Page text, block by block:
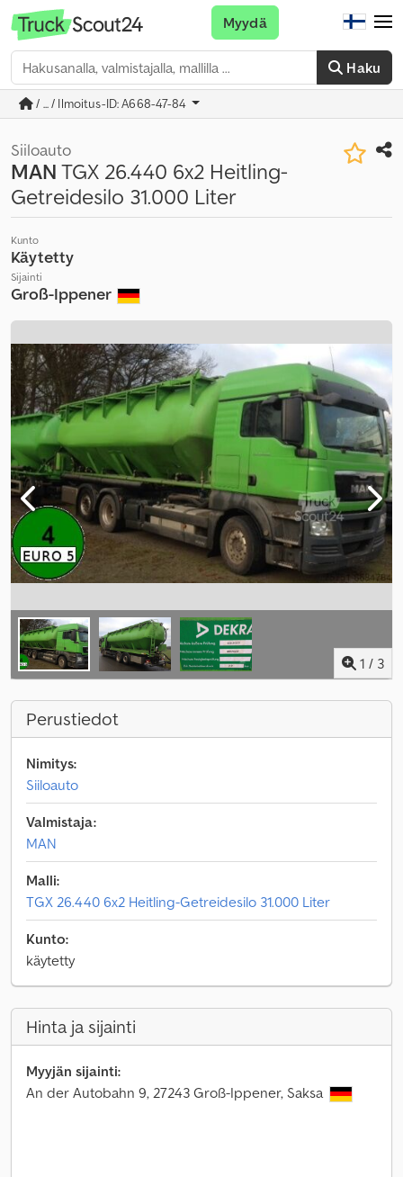
Haku
Myydä
/ ... / Ilmoitus-ID: A668-47-84
Siiloauto
MANTGX 26.440 6x2 Heitling-
Getreidesilo 31.000 Liter
Kunto
Käytetty
Sijainti
Groß-Ippener
1 / 3
Perustiedot
Nimitys:
Siiloauto
Valmistaja:
MAN
Malli:
TGX 26.440 6x2 Heitling-Getreidesilo 31.000 Liter
Kunto:
käytetty
Hinta ja sijainti
Myyjän sijainti:
An der Autobahn 9, 27243 Groß-Ippener, Saksa